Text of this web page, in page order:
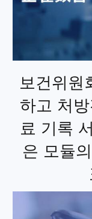
보건위원
하고 처
료 기록
은 모듈